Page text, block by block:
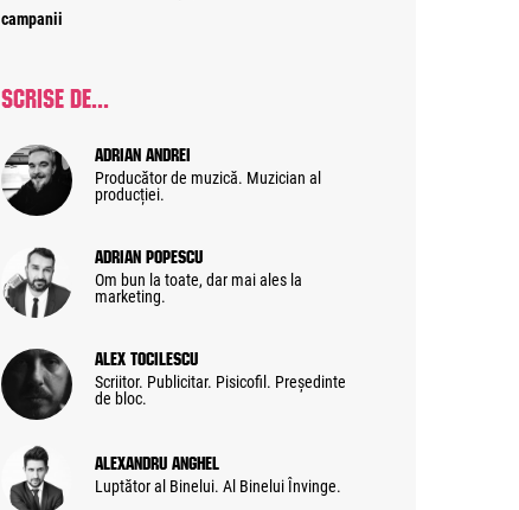
campanii
SCRISE DE...
Adrian Andrei
Producător de muzică. Muzician al
producției.
Adrian Popescu
Om bun la toate, dar mai ales la
marketing.
Alex Tocilescu
Scriitor. Publicitar. Pisicofil. Președinte
de bloc.
Alexandru Anghel
Luptător al Binelui. Al Binelui Învinge.